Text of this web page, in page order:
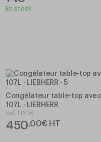
En stock
Congélateur table-top
107L - LIEBHERR
Réf. HX26
450,00€ HT